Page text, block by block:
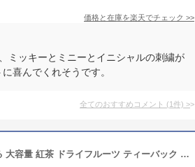
価格と在庫を楽天でチェック >>
ミッキーとミニーとイニシャルの刺繍が
喜んでくれそうです。
全てのおすすめコメント (1件) >
6種類のフルーツティー 12個セット 送料無料 食べられる 大容量 紅茶 ドライフルーツ ティーバック 業務用 お中元 御中元 夏 ギフト プレゼント 手土産 贈り物 パイナップル キウイ ベリー アップル ダイエット おしゃれ 人気